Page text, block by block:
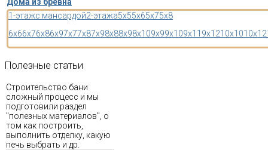
1-этажс мансардой2-этажа5x55x65x75x8
6x66x76x86x97x77x87x98x88x98x109x99x109x11 9x1210x1010x12
Полезные статьи
Строительство бани
сложный процесс и мы
подготовили раздел
"полезных материалов", о
том как построить,
выполнить отделку, какую
печь выбрать и др.